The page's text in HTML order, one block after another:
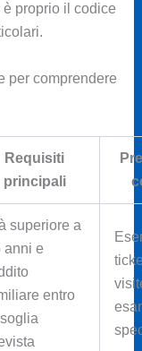
proprio il codice
per comprendere
Requisiti
principali
superiore a
anni e
entro
soglia